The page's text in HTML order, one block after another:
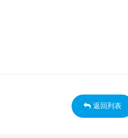
返回列表